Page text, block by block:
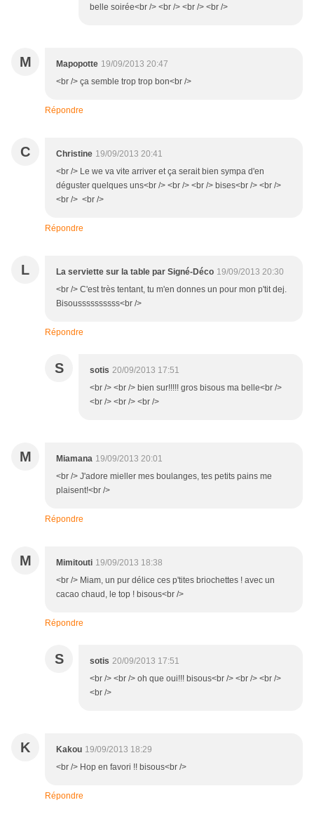
belle soirée<br /> <br /> <br /> <br />
M Mapopotte 19/09/2013 20:47
<br /> ça semble trop trop bon<br />
Répondre
C Christine 19/09/2013 20:41
<br /> Le we va vite arriver et ça serait bien sympa d'en
déguster quelques uns<br /> <br /> <br /> bises<br /> <br />
<br /> <br />
Répondre
L La serviette sur la table par Signé-Déco 19/09/2013 20:30
<br /> C'est très tentant, tu m'en donnes un pour mon p'tit dej.
Bisoussssssssss<br />
Répondre
S sotis 20/09/2013 17:51
<br /> <br /> bien sur!!!!! gros bisous ma belle<br />
<br /> <br /> <br />
M Miamana 19/09/2013 20:01
<br /> J'adore mieller mes boulanges, tes petits pains me
plaisent!<br />
Répondre
M Mimitouti 19/09/2013 18:38
<br /> Miam, un pur délice ces p'tites briochettes ! avec un
cacao chaud, le top ! bisous<br />
Répondre
S sotis 20/09/2013 17:51
<br /> <br /> oh que oui!!! bisous<br /> <br /> <br />
<br />
K Kakou 19/09/2013 18:29
<br /> Hop en favori !! bisous<br />
Répondre